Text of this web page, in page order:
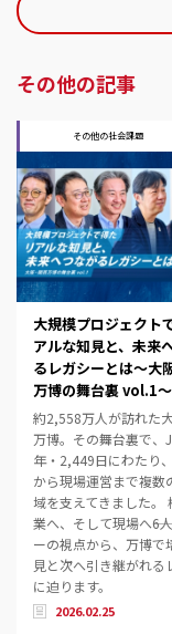
その他の記事
その他の社会課題
大規模プロジェクト
アルな知見と、未来
るレガシーとは～大
万博の舞台裏 vol.1～
約2,558万人が訪れた
万博。その舞台裏で、
年・2,449日にわたり
から現場運営まで複数
域を支えてきました。
業へ、そして現場へ――6
ーの視点から、万博で
見と次へ引き継がれる
に迫ります。
2026.02.25